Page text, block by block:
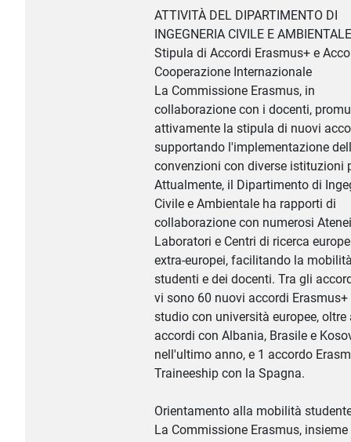
ATTIVITÀ DEL DIPARTIMENTO DI
INGEGNERIA CIVILE E AMBIENTALE
Stipula di Accordi Erasmus+ e
Cooperazione Internazionale
La Commissione Erasmus, in
collaborazione con i docenti,
attivamente la stipula di nuovi
supportando l'implementazione
convenzioni con diverse istituzioni
Attualmente, il Dipartimento di
Civile e Ambientale ha rapporti di
collaborazione con numerosi
Laboratori e Centri di ricerca
extra-europei, facilitando la
studenti e dei docenti. Tra gli
vi sono 60 nuovi accordi Erasmus+
studio con università europee, oltre
accordi con Albania, Brasile e
nell'ultimo anno, e 1 accordo
Traineeship con la Spagna.
Orientamento alla mobilità
La Commissione Erasmus, insieme